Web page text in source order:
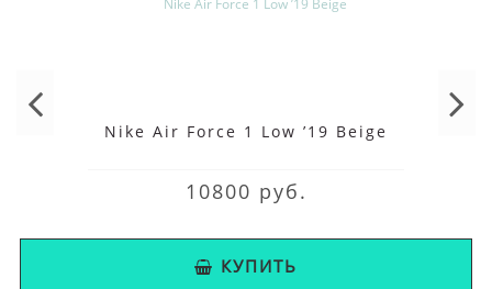
Nike Air Force 1 Low ’19 Beige
10800 руб.
КУПИТЬ